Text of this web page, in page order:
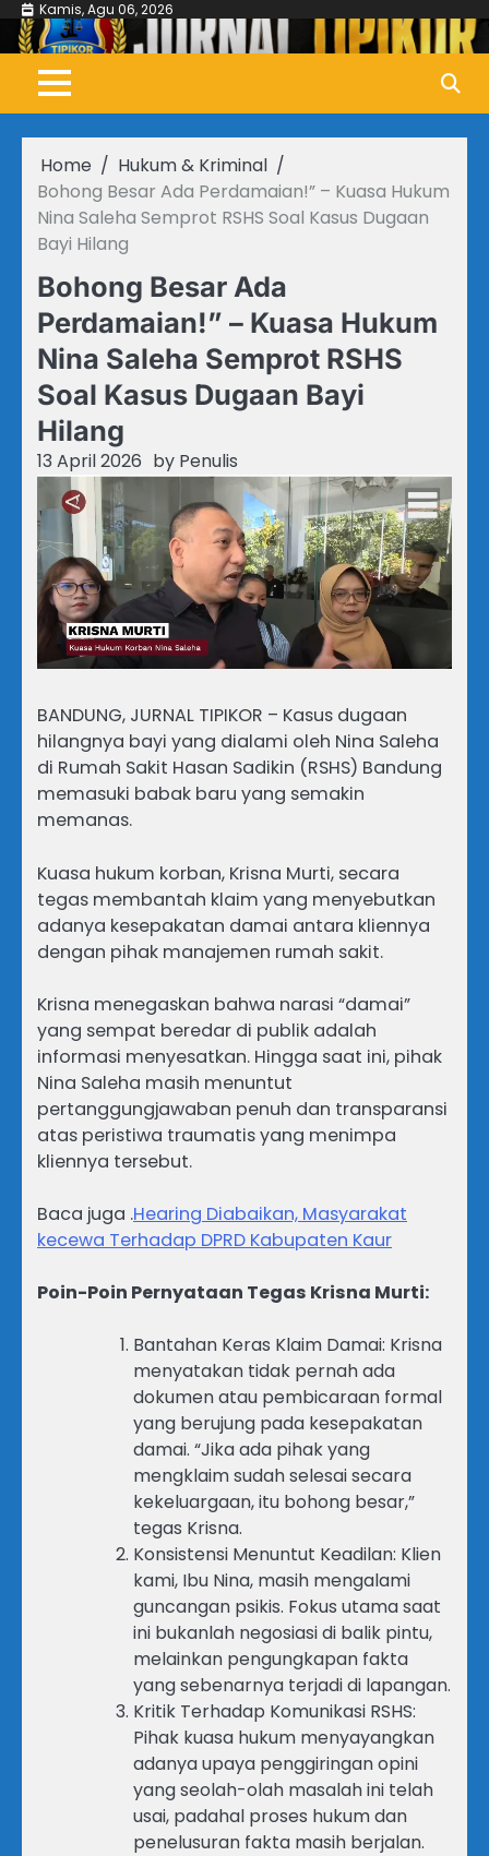
Skip
content
Kamis, Agu 06, 2026
Home
Hukum & Kriminal
Bohong Besar Ada Perdamaian!” – Kuasa Hukum
Nina Saleha Semprot RSHS Soal Kasus Dugaan
Bayi Hilang
Bohong Besar Ada
Perdamaian!” – Kuasa Hukum
Nina Saleha Semprot RSHS
Soal Kasus Dugaan Bayi
Hilang
13 April 2026 by Penulis
BANDUNG, JURNAL TIPIKOR – Kasus dugaan
hilangnya bayi yang dialami oleh Nina Saleha
di Rumah Sakit Hasan Sadikin (RSHS) Bandung
memasuki babak baru yang semakin
memanas.
Kuasa hukum korban, Krisna Murti, secara
tegas membantah klaim yang menyebutkan
adanya kesepakatan damai antara kliennya
dengan pihak manajemen rumah sakit.
Krisna menegaskan bahwa narasi “damai”
yang sempat beredar di publik adalah
informasi menyesatkan. Hingga saat ini, pihak
Nina Saleha masih menuntut
pertanggungjawaban penuh dan transparansi
atas peristiwa traumatis yang menimpa
kliennya tersebut.
Baca juga .Hearing Diabaikan, Masyarakat
kecewa Terhadap DPRD Kabupaten Kaur
Poin-Poin Pernyataan Tegas Krisna Murti:
Bantahan Keras Klaim Damai: Krisna
menyatakan tidak pernah ada
dokumen atau pembicaraan formal
yang berujung pada kesepakatan
damai. “Jika ada pihak yang
mengklaim sudah selesai secara
kekeluargaan, itu bohong besar,”
tegas Krisna.
Konsistensi Menuntut Keadilan: Klien
kami, Ibu Nina, masih mengalami
guncangan psikis. Fokus utama saat
ini bukanlah negosiasi di balik pintu,
melainkan pengungkapan fakta
yang sebenarnya terjadi di lapangan.
Kritik Terhadap Komunikasi RSHS:
Pihak kuasa hukum menyayangkan
adanya upaya penggiringan opini
yang seolah-olah masalah ini telah
usai, padahal proses hukum dan
penelusuran fakta masih berjalan.